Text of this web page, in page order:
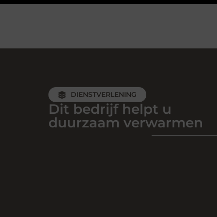
DIENSTVERLENING
Dit bedrijf helpt u
duurzaam verwarmen